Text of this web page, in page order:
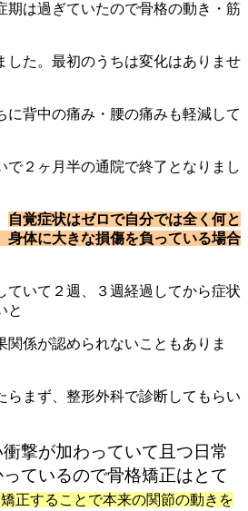
期は過ぎていたので骨格の動き・筋
した。最初のうちは変化はありませ
に背中の痛み・腰の痛みも軽減して
で２ヶ月半の通院で終了となりまし
自覚症状はゼロで自分では全く何と
身体に大きな損傷を負っている場合
ていて２週、３週経過してから症状
と
関係が認められないこともありま
らまず、整形外科で診断してもらい
撃が加わっていて且つ日常
ているので骨格矯正はとて
矯正することで本来の関節の動きを